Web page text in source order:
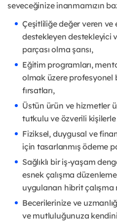
seveceğinize inanmamızın
Çeşitliliğe değer veren ve
destekleyen destekleyici
parçası olma şansı,
Eğitim programları,
olmak üzere profesyonel
fırsatları,
Üstün ürün ve hizmetler
tutkulu ve özverili kişilerle
Fiziksel, duygusal ve
için tasarlanmış ödeme
Sağlıklı bir iş-yaşam
esnek çalışma
uygulanan hibrit çalışma
Becerilerinize ve
ve mutluluğunuza